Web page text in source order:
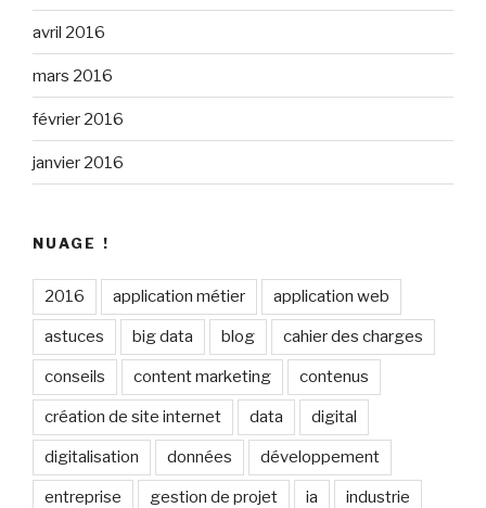
avril 2016
mars 2016
février 2016
janvier 2016
NUAGE !
2016 application métier application web
astuces big data blog cahier des charges
conseils content marketing contenus
création de site internet data digital
digitalisation données développement
entreprise gestion de projet ia industrie